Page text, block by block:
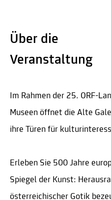
Über die
Veranstaltung
Im Rahmen der 25. ORF-
Museen öffnet die Alte
ihre Türen für
Erleben Sie 500 Jahre
Spiegel der Kunst:
österreichischer Gotik